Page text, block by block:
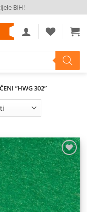
BiH!
“HWG 302”
Dodaj
na
listu
želja